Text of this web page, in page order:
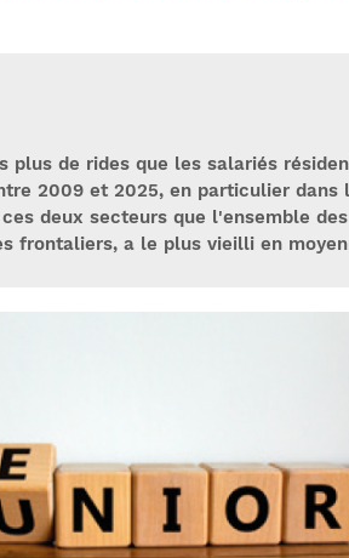
plus de rides que les salariés
2009 et 2025, en particulier dans
deux secteurs que l'ensemble
frontaliers, a le plus vieilli en